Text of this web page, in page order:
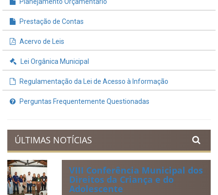
Prestação de Contas
Acervo de Leis
Lei Orgânica Municipal
Regulamentação da Lei de Acesso à Informação
Perguntas Frequentemente Questionadas
ÚLTIMAS NOTÍCIAS
VIII Conferência Municipal dos
Direitos da Criança e do
Adolescente